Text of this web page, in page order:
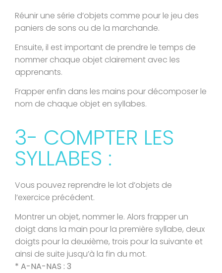
Réunir une série d’objets comme pour le jeu des
paniers de sons ou de la marchande.
Ensuite, il est important de prendre le temps de
nommer chaque objet clairement avec les
apprenants.
Frapper enfin dans les mains pour décomposer le
nom de chaque objet en syllabes.
3- COMPTER LES
SYLLABES :
Vous pouvez reprendre le lot d’objets de
l’exercice précédent.
Montrer un objet, nommer le. Alors frapper un
doigt dans la main pour la première syllabe, deux
doigts pour la deuxième, trois pour la suivante et
ainsi de suite jusqu’à la fin du mot.
* A-NA-NAS : 3